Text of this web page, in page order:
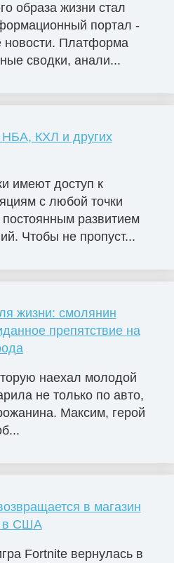
образа жизни стал
портал -
новости. Платформа
сводки, анали...
НБА, КХЛ и других
имеют доступ к
с любой точки
развитием
Чтобы не пропуст...
жизни: смолянин
препятствие на
наехал молодой
не только по авто,
Максим, герой
в магазин
в США
Fortnite вернулась в